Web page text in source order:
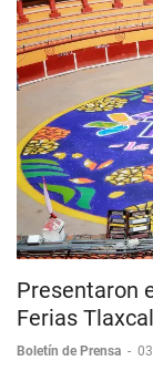
Presentaron
Ferias
Boletín de Prensa -